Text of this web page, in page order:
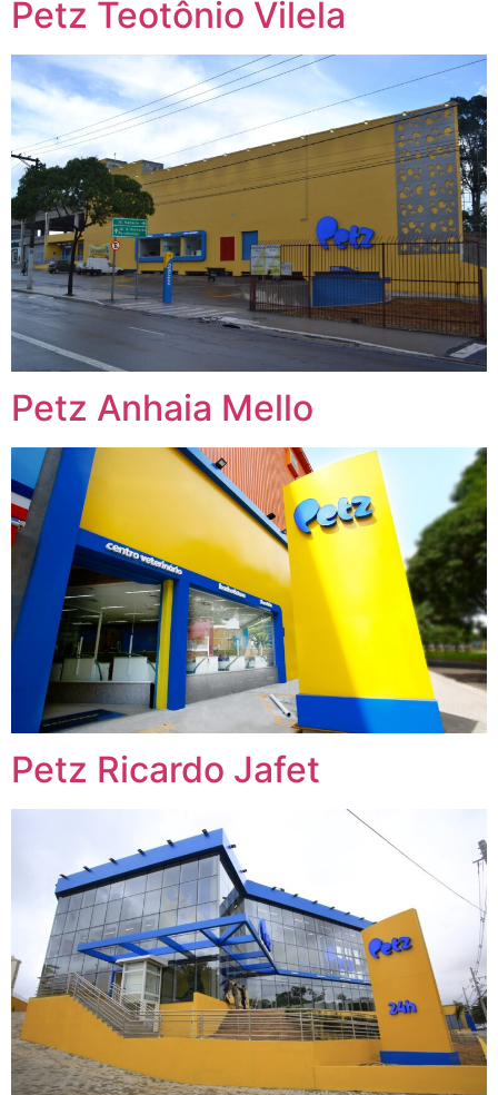
Petz Teotônio Vilela
Petz Anhaia Mello
Petz Ricardo Jafet